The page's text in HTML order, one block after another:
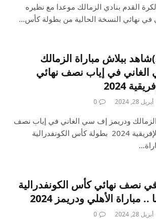
القدم بنادي الزمالك موعدا مع نظيره
في نهائي النسخة الحالية من بطولة كأس…
جارية الآن (0-2)شاهد ببلاش مباراة الزمالك
في إياب نصف نهائي
2024
أبريل 28, 2024 0
الزمالك ودريمز إف سي الغاني في إياب نصف
نهائي الكونفدرالية الإفريقية 2024 بطولة كأس الكونفدرالية
نصف نهائي كأس الكونفدرالية
الأهلي ودريمز 2024
أبريل 28, 2024 0